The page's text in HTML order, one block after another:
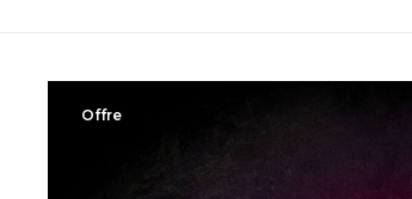
Offre